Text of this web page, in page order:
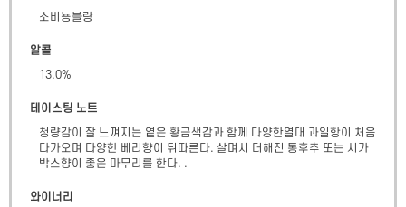
소비뇽블랑
알콜
13.0%
테이스팅 노트
청량감이 잘 느껴지는 옅은 황금색감과 함께 다양한열대 과일항이 처음
다가오며 다양한 베리향이 뒤따른다. 살며시 더해진 통후추 또는 시가
박스향이 좋은 마무리를 한다. .
와이너리